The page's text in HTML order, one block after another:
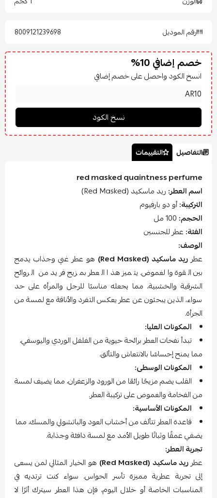
رقم الموديل 8009121239698
خصم إضافي 10%
انسخ الكود واحصل على خصم إضافي
التفاصيل التقييمات
red masked quaintness perfume
اسم العطر: ريد ماسكيد (Red Masked)
التركيبة:أو دو بارفيوم
الحجم:
الفئة: عطر للجنسين
الوصف:
عطرريد ماسكيد (Red Masked)
هو عطر غني وجذاب يدمج
بين القوة والغموض. يتميز هذا العطر بمزيج فريد من الروائح
الشرقية والخشبية، مما يجعله مناسبًا للرجل والمرأة على حد
سواء، الذين يبحثون عن عطر يعكس التفرد والأناقة مع لمسة من
الجرأة.
المكونات العليا:
تبدأ نفحات العطر برائحة حيوية من الفلفل الوردي واليوسفي،
مما يمنح إحساسًا بالانتعاش والتألق.
المكونات الوسطى:
القلب يضم مزيجًا رائعًا من الورود والزعفران، مما يضيف لمسة
من الفخامة والغموض على تركيبة العطر.
المكونات الأساسية:
قاعدة العطر تتألف من أخشاب العود والباتشولي والمسك، مما
يضفي عمقًا وثباتًا طويل الأمد مع لمسة دافئة وجذابة.
تجربة العطر:
عطرريد ماسكيد (Red Masked)
هو الخيار المثالي لمن يسعى
إلى تجربة عطرية مميزة تأسر الحواس. سواء كنت ترتديه في
المناسبات الخاصة أو خلال اليوم، فإن هذا العطر سيترك أثرًا لا